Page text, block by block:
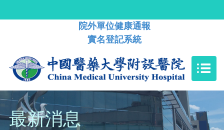
院外單位健康通報
實名登記系統
最新消息